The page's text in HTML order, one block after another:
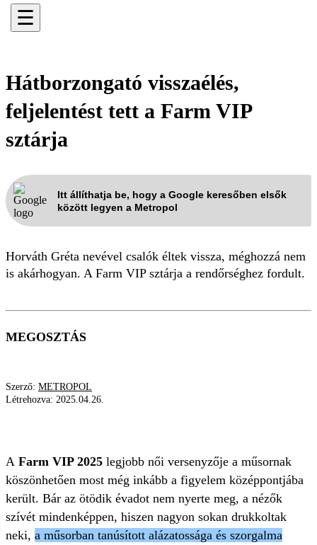
☰
Hátborzongató visszaélés,
feljelentést tett a Farm VIP
sztárja
Itt állíthatja be, hogy a Google keresőben elsők
között legyen a Metropol
Horváth Gréta nevével csalók éltek vissza, méghozzá nem
is akárhogyan. A Farm VIP sztárja a rendőrséghez fordult.
MEGOSZTÁS
Szerző: METROPOL
Létrehozva: 2025.04.26.
A Farm VIP 2025 legjobb női versenyzője a műsornak
köszönhetően most még inkább a figyelem középpontjába
került. Bár az ötödik évadot nem nyerte meg, a nézők
szívét mindenképpen, hiszen nagyon sokan drukkoltak
neki, a műsorban tanúsított alázatossága és szorgalma